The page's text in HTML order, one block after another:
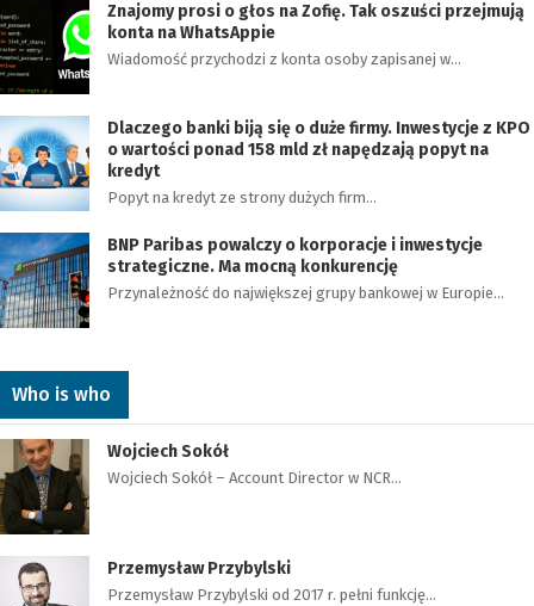
Znajomy prosi o głos na Zofię. Tak oszuści przejmują
konta na WhatsAppie
Wiadomość przychodzi z konta osoby zapisanej w…
Dlaczego banki biją się o duże firmy. Inwestycje z KPO
o wartości ponad 158 mld zł napędzają popyt na
kredyt
Popyt na kredyt ze strony dużych firm…
BNP Paribas powalczy o korporacje i inwestycje
strategiczne. Ma mocną konkurencję
Przynależność do największej grupy bankowej w Europie…
Who is who
Wojciech Sokół
Wojciech Sokół – Account Director w NCR…
Przemysław Przybylski
Przemysław Przybylski od 2017 r. pełni funkcję…